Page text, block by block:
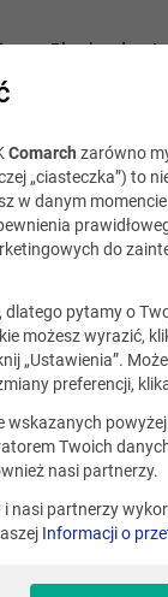
Blog i podcast
Comarch zarówno
„ciasteczka”) to
w danym
do
pytamy o
możesz wyrazić,
„Ustawienia”.
preferencji,
wskazanych
Twoich
nasi partnerzy.
nasi partnerzy
Informacji o